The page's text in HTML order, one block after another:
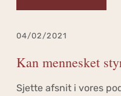
04/02/2021
Kan mennesket
Sjette afsnit i vores